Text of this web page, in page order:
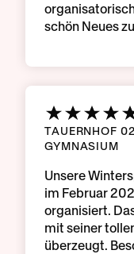
schön Neues
TAUERNHOF
GYMNASIUM
Unsere
im Februar
organisiert.
mit seiner
überzeugt.